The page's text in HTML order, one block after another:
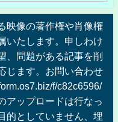
映像の著作権や肖像権
いたします。申しわけ
、問題がある記事を削
じます。お問い合わせ
f/c82c6596/
アップロードは行なっ
的としていません、埋